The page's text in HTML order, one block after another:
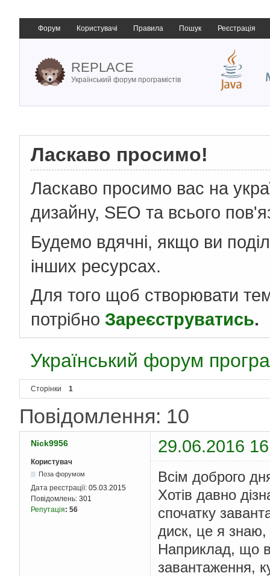
Форум Користувачі Правила Пошук Реєстрація
REPLACE
Український форум програмістів
Ласкаво просимо!
Ласкаво просимо вас на
дизайну, SEO та всього
Будемо вдячні, якщо ви
інших ресурсах.
Для того щоб створювати
потрібно Зареєструватись.
Український форум
Сторінки 1
Повідомлення: 10
Nick9956 29.06.2016
Користувач
Поза форумом
Дата реєстрації: 05.03.2015
Повідомлень: 301
Репутація: 56
Всім доброго
Хотів давно
спочатку
диск, це я знаю,
Наприклад, що
завантаження,